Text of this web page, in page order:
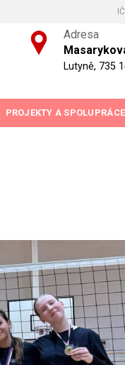
Adresa
Lutyně, 735
PROJEKTY A SPOLUPRÁCE